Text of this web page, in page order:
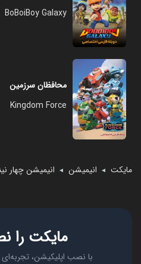
BoBoiBoy Galaxy
محافظان سرزمین
Kingdom Force
مایکت ◄ انیمیشن ◄ انیمیشن چهار
مایکت را
با نصب اپلیکیشن،